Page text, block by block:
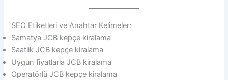
SEO Etiketleri ve Anahtar Kelimeler:
Samatya JCB kepçe kiralama
Saatlik JCB kepçe kiralama
Uygun fiyatlarla JCB kiralama
Operatörlü JCB kepçe kiralama